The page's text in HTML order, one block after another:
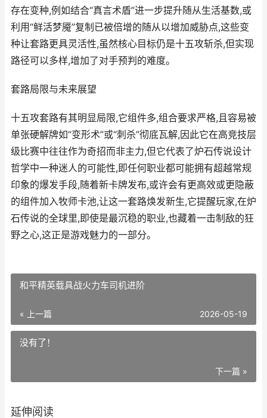
存在变种,例如结合“真言术盾”进一步提升随从生活基数,或
利用“鲜活梦魇”复制已被倍增的随从以增加威胁点,这些变
种让套路更具灵活性,虽然核心目标仍是十五攻斩杀,但实现
路径可以多样,增加了对手预判的难度。
套路局限与未来展望
十五攻套路有其明显局限,它组件多,组合要求严格,且容易被
单张硬解牌如“变形术”或“刺杀”彻底瓦解,因此它在高竞技层
级比赛中往往作为奇招而非主力,但它代表了炉石传说设计
哲学中一种迷人的可能性,即任何职业都可能拥有超越常规
印象的爆发手段,随着新卡牌发布,或许会有更高效或更隐蔽
的组件加入牧师卡池,让这一套路焕发新生,它提醒玩家,在炉
石传说的全球里,即使是最沉稳的职业,也藏着一击制敌的狂
野之心,这正是游戏魅力的一部分。
和平精英载具战火力车司机进阶
« 上一篇 2026-05-19
没有了！
下一篇 »
延伸阅读